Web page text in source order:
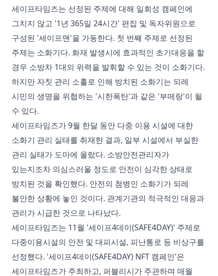
세이프타임즈는 선정된 주제에 대해 일회성 캠페인에
그치지 않고 '1년 365일 24시간' 편집 및 독자위원으로
구성된 '세이프맨'을 가동한다. 첫 번째 주제로 선정된
주제는 소화기다. 화재 발생시에 효과적인 초기대응을 할
경우 소방차 1대의 위력을 발휘할 수 있는 것이 소화기다.
하지만 자칫 관리 소홀로 인해 방치된 소화기는 되레
시민의 생명을 위협하는 '시한폭탄'과 같은 '부메랑'이 될
수 있다.
세이프타임즈가 9월 한달 동안 다중 이용 시설에 대한
소화기 관리 실태를 취재한 결과, 일부 시설에서 부실한
관리 실태가 도마에 올랐다. 소방안전관리자가
있는지조차 의심스러울 정도로 안전이 심각한 상태로
방치된 것을 확인했다. 안전의 첨병인 소화기가 되레
불안한 상황에 놓인 것이다. 관계기관의 적극적인 대응과
관리가 시급한 것으로 나타났다.
세이프타임즈는 11월 '세이프4데이(SAFE4DAY)' 주제로
다중이용시설의 안전 및 대피시설, 피난통로 등 비상구를
선정했다. '세이프4데이(SAFE4DAY) NFT 캠페인'은
세이프타임즈가 주최하고, 퍼블리시가 주관하며 매월